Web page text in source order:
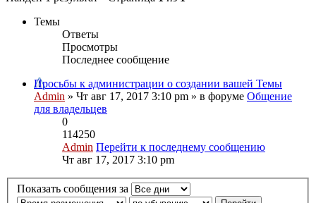
Темы
Ответы
Просмотры
Последнее сообщение
Просьбы к администрации о создании вашей Темы
Admin » Чт авг 17, 2017 3:10 pm » в форуме Общение
для владельцев
0
114250
Admin Перейти к последнему сообщению
Чт авг 17, 2017 3:10 pm
Показать сообщения за